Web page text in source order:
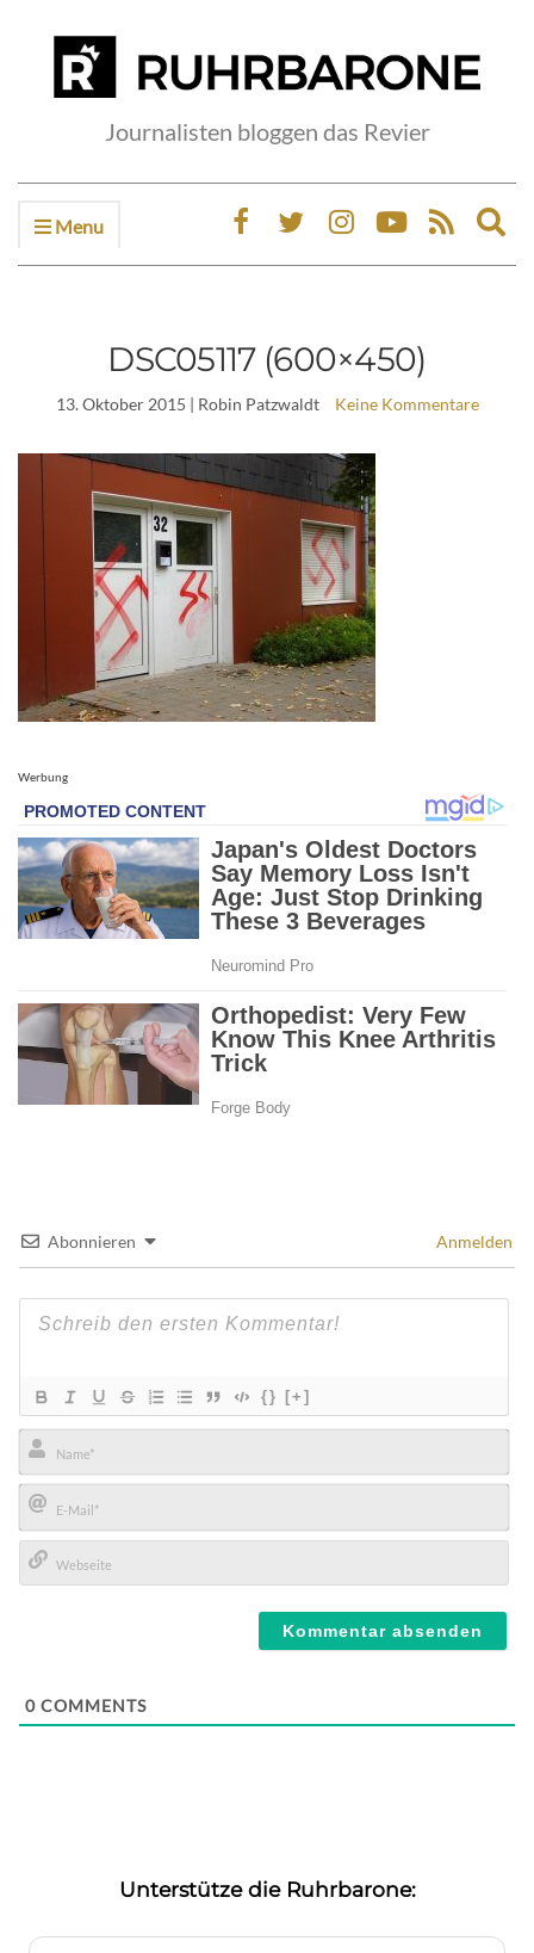
Journalisten bloggen das Revier
Menu
DSC05117 (600×450)
13. Oktober 2015 | Robin Patzwaldt Keine Kommentare
Werbung
Abonnieren Anmelden
{} [+]
Name*
E-
Mail*
0 COMMENTS
Unterstütze die Ruhrbarone: